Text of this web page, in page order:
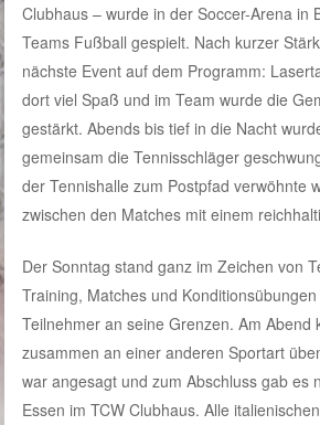
Clubhaus – wurde in der Soccer-Arena in
Teams Fußball gespielt. Nach kurzer
nächste Event auf dem Programm:
dort viel Spaß und im Team wurde die
gestärkt. Abends bis tief in die Nacht
gemeinsam die Tennisschläger
der Tennishalle zum Postpfad verwöhnte
zwischen den Matches mit einem
Der Sonntag stand ganz im Zeichen von
Training, Matches und
Teilnehmer an seine Grenzen. Am Abend
zusammen an einer anderen Sportart
war angesagt und zum Abschluss gab es
Essen im TCW Clubhaus. Alle